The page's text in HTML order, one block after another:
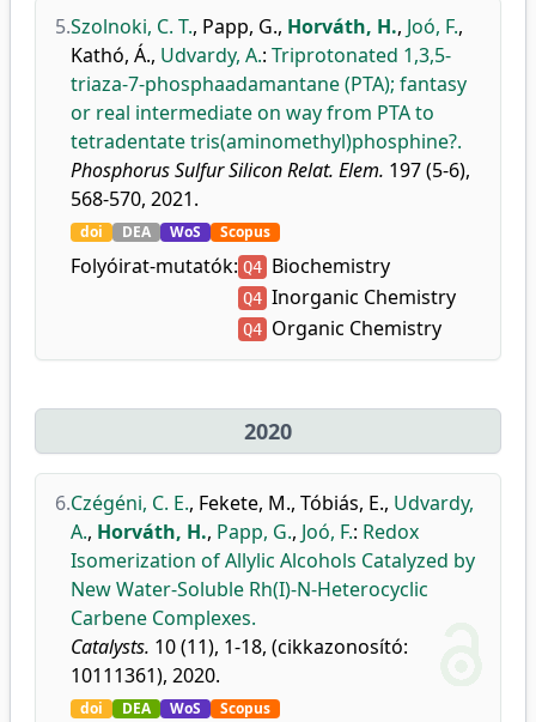
5.Szolnoki, C. T., Papp, G., Horváth, H., Joó, F.,
Kathó, Á., Udvardy, A.: Triprotonated 1,3,5-
triaza-7-phosphaadamantane (PTA); fantasy
or real intermediate on way from PTA to
tetradentate tris(aminomethyl)phosphine?.
Phosphorus Sulfur Silicon Relat. Elem. 197 (5-6),
568-570, 2021.
doi DEA WoS Scopus
Folyóirat-mutatók: Q4 Biochemistry
Q4 Inorganic Chemistry
Q4 Organic Chemistry
2020
6.Czégéni, C. E., Fekete, M., Tóbiás, E., Udvardy,
A., Horváth, H., Papp, G., Joó, F.: Redox
Isomerization of Allylic Alcohols Catalyzed by
New Water-Soluble Rh(I)-N-Heterocyclic
Carbene Complexes.
Catalysts. 10 (11), 1-18, (cikkazonosító:
10111361), 2020.
doi DEA WoS Scopus